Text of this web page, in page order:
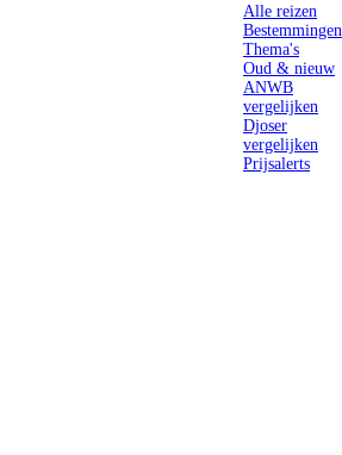
Alle reizen
Bestemmingen
Thema's
Oud & nieuw
ANWB
vergelijken
Djoser
vergelijken
Prijsalerts